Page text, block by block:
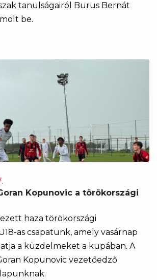
tanulságairól Burus Bernát
be.
Kopunovic a törökországi
haza törökországi
as csapatunk, amely vasárnap
a küzdelmeket a kupában. A
Kopunovic vezetőedző